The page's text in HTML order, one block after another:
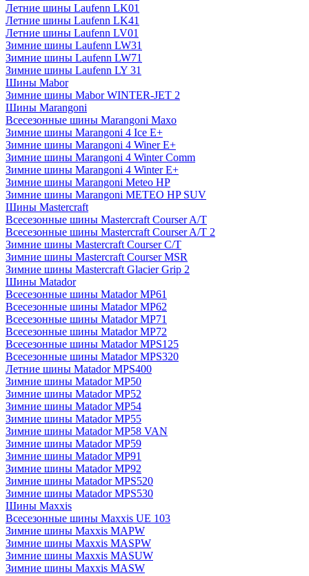
Летние шины Laufenn LK01
Летние шины Laufenn LK41
Летние шины Laufenn LV01
Зимние шины Laufenn LW31
Зимние шины Laufenn LW71
Зимние шины Laufenn LY 31
Шины Mabor
Зимние шины Mabor WINTER-JET 2
Шины Marangoni
Всесезонные шины Marangoni Maxo
Зимние шины Marangoni 4 Ice E+
Зимние шины Marangoni 4 Winer E+
Зимние шины Marangoni 4 Winter Comm
Зимние шины Marangoni 4 Winter E+
Зимние шины Marangoni Meteo HP
Зимние шины Marangoni METEO HP SUV
Шины Mastercraft
Всесезонные шины Mastercraft Courser A/T
Всесезонные шины Mastercraft Courser A/T 2
Зимние шины Mastercraft Courser C/T
Зимние шины Mastercraft Courser MSR
Зимние шины Mastercraft Glacier Grip 2
Шины Matador
Всесезонные шины Matador MP61
Всесезонные шины Matador MP62
Всесезонные шины Matador MP71
Всесезонные шины Matador MP72
Всесезонные шины Matador MPS125
Всесезонные шины Matador MPS320
Летние шины Matador MPS400
Зимние шины Matador MP50
Зимние шины Matador MP52
Зимние шины Matador MP54
Зимние шины Matador MP55
Зимние шины Matador MP58 VAN
Зимние шины Matador MP59
Зимние шины Matador MP91
Зимние шины Matador MP92
Зимние шины Matador MPS520
Зимние шины Matador MPS530
Шины Maxxis
Всесезонные шины Maxxis UE 103
Зимние шины Maxxis MAPW
Зимние шины Maxxis MASPW
Зимние шины Maxxis MASUW
Зимние шины Maxxis MASW